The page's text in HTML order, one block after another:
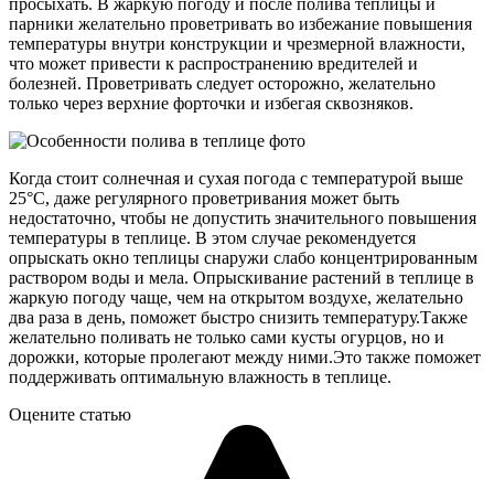
просыхать. В жаркую погоду и после полива теплицы и
парники желательно проветривать во избежание повышения
температуры внутри конструкции и чрезмерной влажности,
что может привести к распространению вредителей и
болезней. Проветривать следует осторожно, желательно
только через верхние форточки и избегая сквозняков.
Когда стоит солнечная и сухая погода с температурой выше
25°С, даже регулярного проветривания может быть
недостаточно, чтобы не допустить значительного повышения
температуры в теплице. В этом случае рекомендуется
опрыскать окно теплицы снаружи слабо концентрированным
раствором воды и мела. Опрыскивание растений в теплице в
жаркую погоду чаще, чем на открытом воздухе, желательно
два раза в день, поможет быстро снизить температуру.Также
желательно поливать не только сами кусты огурцов, но и
дорожки, которые пролегают между ними.Это также поможет
поддерживать оптимальную влажность в теплице.
Оцените статью